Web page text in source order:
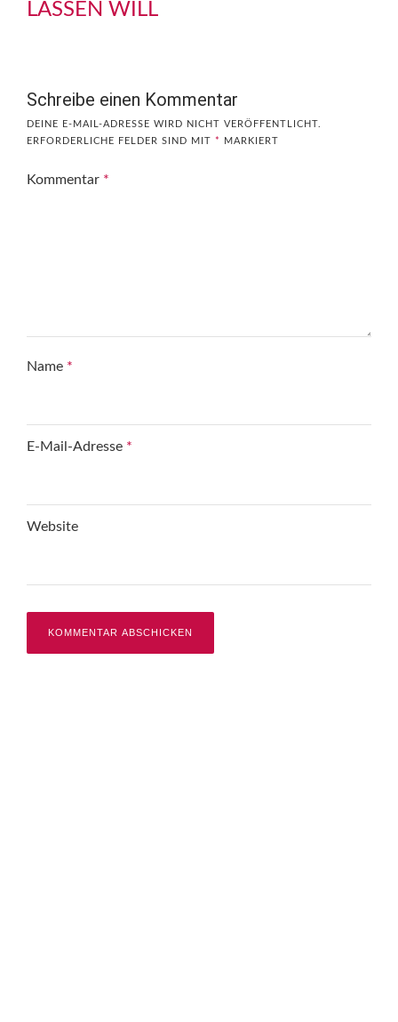
LASSEN WILL
Schreibe einen Kommentar
DEINE E-MAIL-ADRESSE WIRD NICHT VERÖFFENTLICHT.
ERFORDERLICHE FELDER SIND MIT * MARKIERT
Kommentar *
Name *
E-Mail-Adresse *
Website